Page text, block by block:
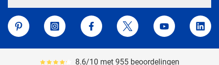
Van Helden Relatiegeschenken
Pinterest
Instagram Facebook Twitter YouTube
8.6/10 met 955 beoordelingen